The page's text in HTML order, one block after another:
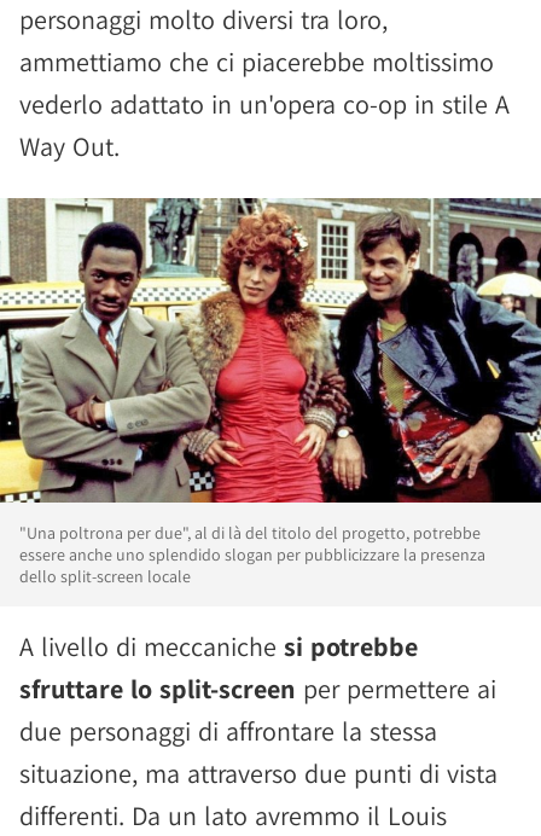
personaggi molto diversi tra loro,
ammettiamo che ci piacerebbe moltissimo
vederlo adattato in un'opera co-op in stile A
Way Out.
"Una poltrona per due", al di là del titolo del progetto, potrebbe
essere anche uno splendido slogan per pubblicizzare la presenza
dello split-screen locale
A livello di meccaniche si potrebbe
sfruttare lo split-screen per permettere ai
due personaggi di affrontare la stessa
situazione, ma attraverso due punti di vista
differenti. Da un lato avremmo il Louis